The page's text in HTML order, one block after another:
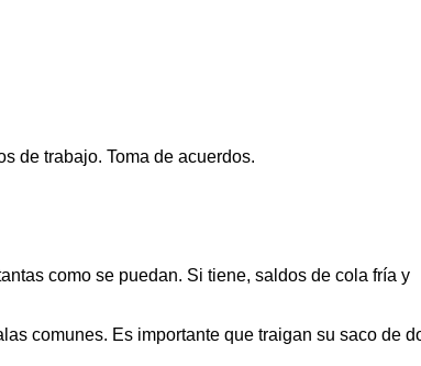
de trabajo. Toma de acuerdos.
como se puedan. Si tiene, saldos de cola fría y
comunes. Es importante que traigan su saco de